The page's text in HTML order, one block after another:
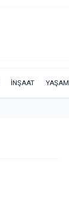
İNŞAAT YAŞAM